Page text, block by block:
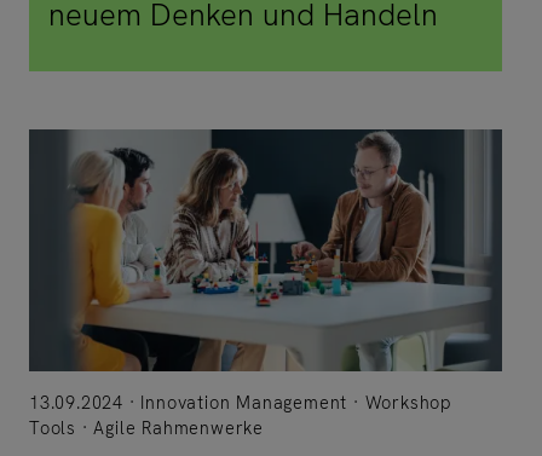
neuem Denken und Handeln
13.09.2024 Innovation Management
Workshop
Tools
Agile Rahmenwerke